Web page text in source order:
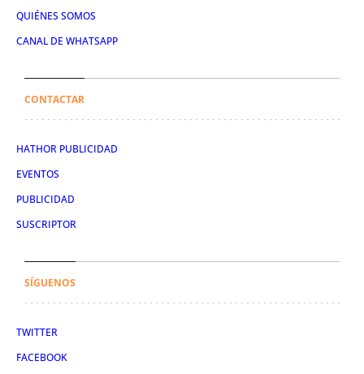
QUIÉNES SOMOS
CANAL DE WHATSAPP
CONTACTAR
HATHOR PUBLICIDAD
EVENTOS
PUBLICIDAD
SUSCRIPTOR
SÍGUENOS
TWITTER
FACEBOOK